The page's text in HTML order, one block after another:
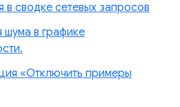
в сводке сетевых запросов
в графике
«Отключить примеры